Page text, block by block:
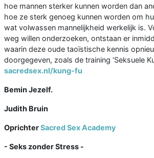
hoe mannen sterker kunnen worden dan
hoe ze sterk genoeg kunnen worden om
wat volwassen mannelijkheid werkelijk is.
weg willen onderzoeken, ontstaan er
waarin deze oude taoïstische kennis
doorgegeven, zoals de training ‘Seksuele
sacredsex.nl/kung-fu
Bemin Jezelf.
Judith Bruin
OprichterSacred Sex Academy
- Seks zonder Stress -